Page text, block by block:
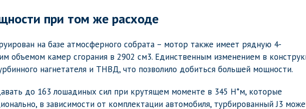
при том же расходе
на базе атмосферного собрата – мотор также имеет рядную 4-
объемом камер сгорания в 2902 см3. Единственным изменением в
нагнетателя и ТНВД, что позволило добиться большей мощности.
до 163 лошадиных сил при крутящем моменте в 345 Н*м, которые
в зависимости от комплектации автомобиля, турбированный J3